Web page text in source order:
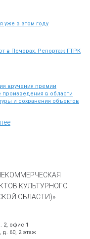
уже в этом году
в Печорах. Репортаж ГТРК
вручения премии
произведения в области
и сохранения объектов
КУЛЬТУРНОГО
ОБЛАСТИ)»
2, офис 1
д. 60, 2 этаж